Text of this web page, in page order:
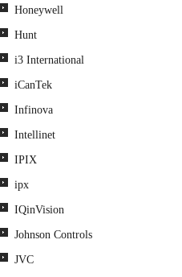
Honeywell
Hunt
i3 International
iCanTek
Infinova
Intellinet
IPIX
ipx
IQinVision
Johnson Controls
JVC